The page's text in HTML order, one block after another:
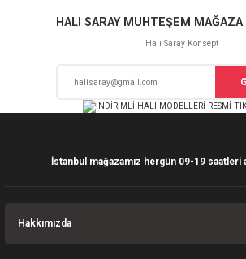
Ürün resmi kalitesiz, bozuk veya
Ürün açıklamasında eksik bilgiler bulunuyor.
Bu ürüne benzer farklı alternatifler olmalı.
Sitemize ilk yorumu siz yapın!
HALI SARAY MUHTEŞEM
Halı Saray Konsept
İstanbul mağazamız hergün 09-19 saatleri
Hakkımızda